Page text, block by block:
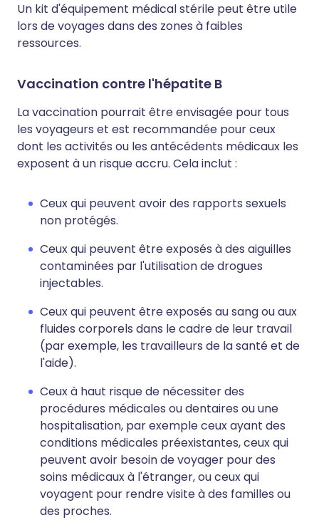
Un kit d'équipement médical stérile peut être utile
lors de voyages dans des zones à faibles
ressources.
Vaccination contre l'hépatite B
La vaccination pourrait être envisagée pour tous
les voyageurs et est recommandée pour ceux
dont les activités ou les antécédents médicaux les
exposent à un risque accru. Cela inclut :
Ceux qui peuvent avoir des rapports sexuels
non protégés.
Ceux qui peuvent être exposés à des aiguilles
contaminées par l'utilisation de drogues
injectables.
Ceux qui peuvent être exposés au sang ou aux
fluides corporels dans le cadre de leur travail
(par exemple, les travailleurs de la santé et de
l'aide).
Ceux à haut risque de nécessiter des
procédures médicales ou dentaires ou une
hospitalisation, par exemple ceux ayant des
conditions médicales préexistantes, ceux qui
peuvent avoir besoin de voyager pour des
soins médicaux à l'étranger, ou ceux qui
voyagent pour rendre visite à des familles ou
des proches.